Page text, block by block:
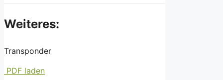
Weiteres:
Transponder
PDF laden